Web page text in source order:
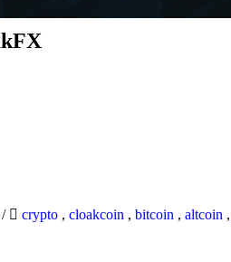
/ crypto , cloakcoin , bitcoin , altcoin ,